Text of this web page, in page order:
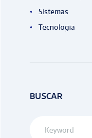
Sistemas
Tecnologia
BUSCAR